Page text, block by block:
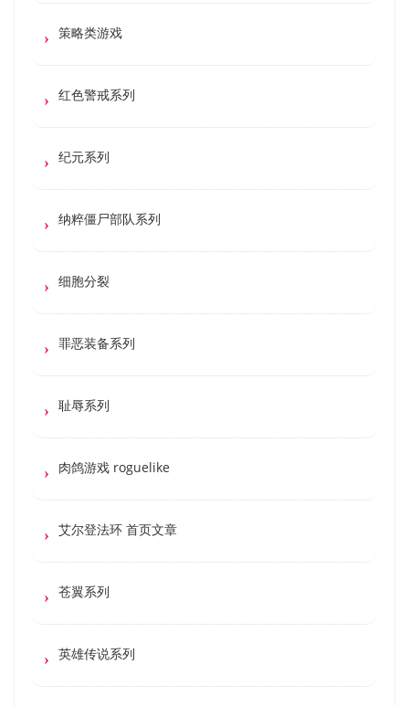
策略类游戏
红色警戒系列
纪元系列
纳粹僵尸部队系列
细胞分裂
罪恶装备系列
耻辱系列
肉鸽游戏 roguelike
艾尔登法环 首页文章
苍翼系列
英雄传说系列